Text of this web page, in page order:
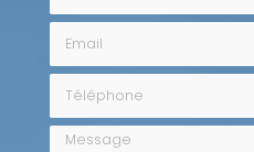
Email
Message